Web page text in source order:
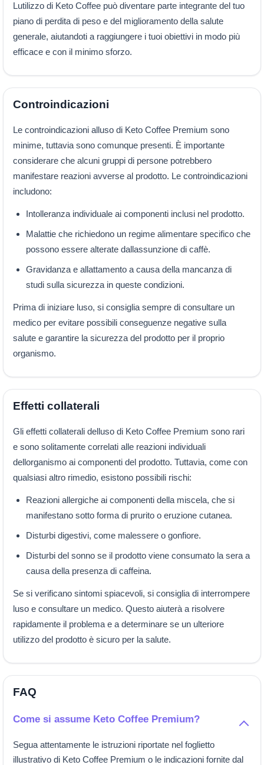
Lutilizzo di Keto Coffee può diventare parte integrante del tuo
piano di perdita di peso e del miglioramento della salute
generale, aiutandoti a raggiungere i tuoi obiettivi in modo più
efficace e con il minimo sforzo.
Controindicazioni
Le controindicazioni alluso di Keto Coffee Premium sono
minime, tuttavia sono comunque presenti. È importante
considerare che alcuni gruppi di persone potrebbero
manifestare reazioni avverse al prodotto. Le controindicazioni
includono:
Intolleranza individuale ai componenti inclusi nel prodotto.
Malattie che richiedono un regime alimentare specifico che
possono essere alterate dallassunzione di caffè.
Gravidanza e allattamento a causa della mancanza di
studi sulla sicurezza in queste condizioni.
Prima di iniziare luso, si consiglia sempre di consultare un
medico per evitare possibili conseguenze negative sulla
salute e garantire la sicurezza del prodotto per il proprio
organismo.
Effetti collaterali
Gli effetti collaterali delluso di Keto Coffee Premium sono rari
e sono solitamente correlati alle reazioni individuali
dellorganismo ai componenti del prodotto. Tuttavia, come con
qualsiasi altro rimedio, esistono possibili rischi:
Reazioni allergiche ai componenti della miscela, che si
manifestano sotto forma di prurito o eruzione cutanea.
Disturbi digestivi, come malessere o gonfiore.
Disturbi del sonno se il prodotto viene consumato la sera a
causa della presenza di caffeina.
Se si verificano sintomi spiacevoli, si consiglia di interrompere
luso e consultare un medico. Questo aiuterà a risolvere
rapidamente il problema e a determinare se un ulteriore
utilizzo del prodotto è sicuro per la salute.
FAQ
Come si assume Keto Coffee Premium?
Segua attentamente le istruzioni riportate nel foglietto
illustrativo di Keto Coffee Premium o le indicazioni fornite dal